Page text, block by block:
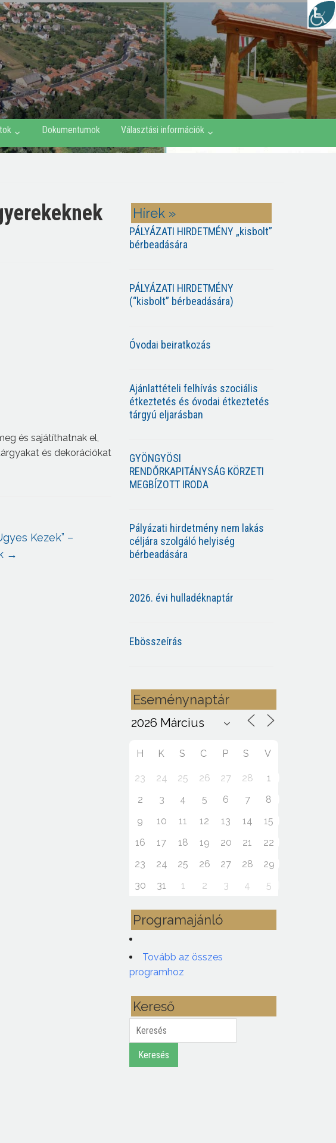
Dokumentumok Választási információk
és sajátíthatnak el,
és dekorációkat
Kezek” –
→
Hírek »
PÁLYÁZATI HIRDETMÉNY „kisbolt”
bérbeadására
PÁLYÁZATI HIRDETMÉNY
(“kisbolt” bérbeadására)
Óvodai beiratkozás
Ajánlattételi felhívás szociális
étkeztetés és óvodai étkeztetés
tárgyú eljarásban
GYÖNGYÖSI
RENDŐRKAPITÁNYSÁG KÖRZETI
MEGBÍZOTT IRODA
Pályázati hirdetmény nem lakás
céljára szolgáló helyiség
bérbeadására
2026. évi hulladéknaptár
Ebösszeírás
Eseménynaptár
H K S C P S V
23 24 25 26 27 28
1
2
3 4 5 6 7
8
9
10 11 12 13 14
15
16
17 18 19 20 21
22
23
24 25 26 27 28
29
30
31 1 2 3 4 5
Programajánló
Tovább az összes
programhoz
Kereső
Keresés
Keresés